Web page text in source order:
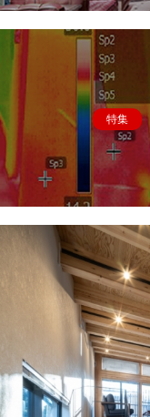
特集